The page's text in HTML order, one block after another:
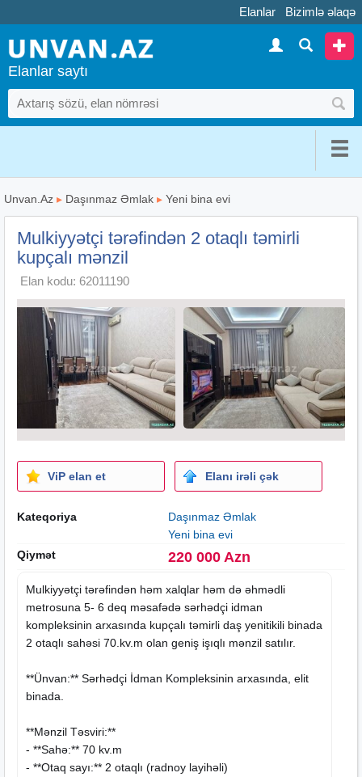
Elanlar Bizimlə əlaqə
Elanlar saytı
Unvan.Az ▸ Daşınmaz Əmlak ▸ Yeni bina evi
Mulkiyyətçi tərəfindən 2 otaqlı təmirli
kupçalı mənzil
Elan kodu: 62011190
ViP elan et Elanı irəli çək
Kateqoriya
Daşınmaz Əmlak
Yeni bina evi
Qiymət
220 000 Azn
Mulkiyyətçi tərəfindən həm xalqlar həm də əhmədli
metrosuna 5- 6 deq məsafədə sərhədçi idman
kompleksinin arxasında kupçalı təmirli daş yenitikili binada
2 otaqlı sahəsi 70.kv.m olan geniş işıqlı mənzil satılır.
**Ünvan:** Sərhədçi İdman Kompleksinin arxasında, elit
binada.
**Mənzil Təsviri:**
- **Sahə:** 70 kv.m
- **Otaq sayı:** 2 otaqlı (radnoy layihəli)